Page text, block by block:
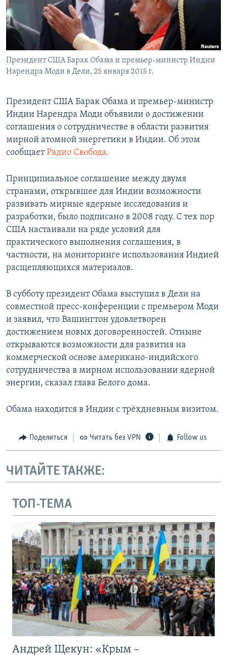
ПОБЕДИТЕЛЕЙ НЕ СУДЯТ?
КРЫМ.НЕПОКОРЕННЫЙ
ELIFBE
УКРАИНСКАЯ ПРОБЛЕМА КРЫМА
ПРИСОЕДИНЯЙТЕСЬ!
Все сайты RFE/RL
Президент США Барак Обама и премьер-министр Индии
Нарендра Моди в Дели, 25 января 2015 г.
Президент США Барак Обама и премьер-министр
Индии Нарендра Моди объявили о достижении
соглашения о сотрудничестве в области развития
мирной атомной энергетики в Индии. Об этом
сообщаетРадио Свобода.
Принципиальное соглашение между двумя
странами, открывшее для Индии возможности
развивать мирные ядерные исследования и
разработки, было подписано в 2008 году. С тех пор
США настаивали на ряде условий для
практического выполнения соглашения, в
частности, на мониторинге использования Индией
расщепляющихся материалов.
В субботу президент Обама выступил в Дели на
совместной пресс-конференции с премьером Моди
и заявил, что Вашингтон удовлетворен
достижением новых договоренностей. Отныне
открываются возможности для развития на
коммерческой основе американо-индийского
сотрудничества в мирном использовании ядерной
энергии, сказал глава Белого дома.
Обама находится в Индии с трёхдневным визитом.
Поделиться Читать без VPN Follow us
ЧИТАЙТЕ ТАКЖЕ:
ТОП-ТЕМА
Андрей Щекун: «Крым –